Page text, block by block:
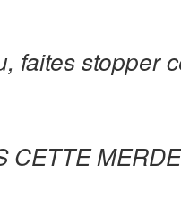
faites stopper
CETTE